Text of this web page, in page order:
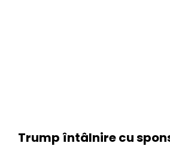
Trump întâlnire cu